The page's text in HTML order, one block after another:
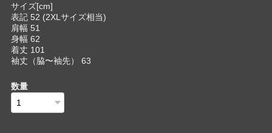
サイズ[cm]
表記 52 (2XLサイズ相当)
肩幅 51
身幅 62
着丈 101
袖丈（脇〜袖先） 63
数量